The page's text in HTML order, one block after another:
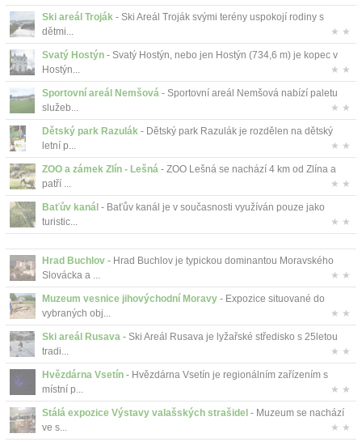
Ski areál Troják - Ski Areál Troják svými terény uspokojí rodiny s
dětmi...
★ ★
Svatý Hostýn - Svatý Hostýn, nebo jen Hostýn (734,6 m) je kopec v
Hostýn...
★ ★
Sportovní areál Nemšová - Sportovní areál Nemšová nabízí paletu
služeb...
★ ★
Dětský park Razulák - Dětský park Razulák je rozdělen na dětský
letní p...
★ ★
ZOO a zámek Zlín - Lešná - ZOO Lešná se nachází 4 km od Zlína a
patří ...
★ ★
Baťův kanál - Baťův kanál je v současnosti využíván pouze jako
turistic...
★ ★
Hrad Buchlov - Hrad Buchlov je typickou dominantou Moravského
Slovácka a ...
★ ★
Muzeum vesnice jihovýchodní Moravy - Expozice situované do
vybraných obj...
★ ★
Ski areál Rusava - Ski Areál Rusava je lyžařské středisko s 25letou
tradi...
★ ★
Hvězdárna Vsetín - Hvězdárna Vsetín je regionálním zařízením s
místní p...
★ ★
Stálá expozice Výstavy valašských strašidel - Muzeum se nachází
ve s...
★ ★